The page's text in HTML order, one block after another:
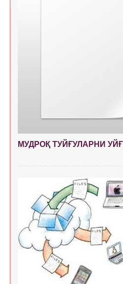
МУДРОҚ ТУЙҒУЛAРНИ